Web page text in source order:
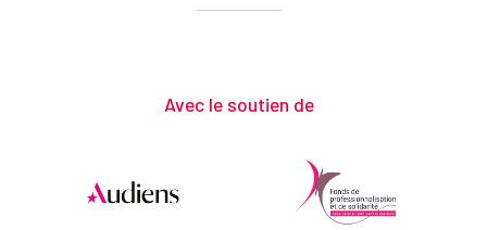
Avec le soutien de